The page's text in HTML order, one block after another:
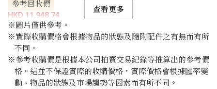
參考回收價
HKD 11,948.74
查看更多
※圖片僅供參考。
※實際收購價格會根據物品的狀態及隨附配件之有無而有所
不同。
※參考收購價是根據本公司拍賣交易紀錄等推算出的參考價
格。這並不保證實際的收購價格，實際價格會根據匯率變
動、物品的狀態及市場趨勢等因素而有所不同。